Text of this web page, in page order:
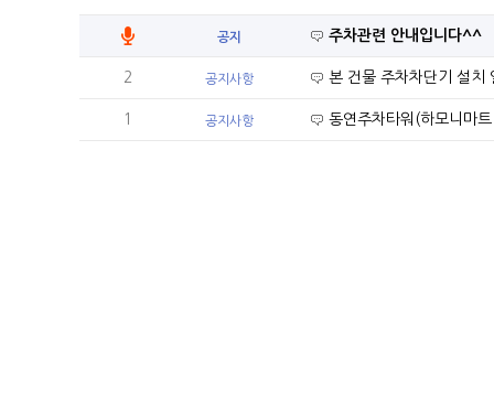
공지 주차관련 안내입니다^^
2 공지사항 본 건물 주차차단기 설치
1 공지사항 동연주차타워(하모니마